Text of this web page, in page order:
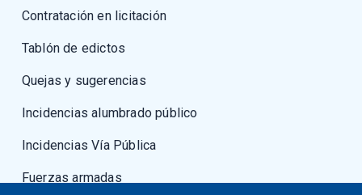
Contratación en licitación
Tablón de edictos
Quejas y sugerencias
Incidencias alumbrado público
Incidencias Vía Pública
Fuerzas armadas